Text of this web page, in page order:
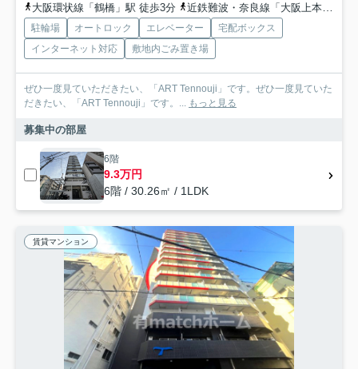
大阪環状線「鶴橋」駅 徒歩3分
近鉄難波・奈良線「大阪上本町」駅 徒歩11分
駐輪場 オートロック エレベーター
宅配ボックス
インターネット対応
敷地内ごみ置き場
ぜひ一度見ていただきたい、「ART Tennouji」です。ぜひ一度見ていた
だきたい、「ART Tennouji」です。...
もっと見る
募集中の部屋
6階
9.3万円
6階 / 30.26㎡ / 1LDK
賃貸マンション